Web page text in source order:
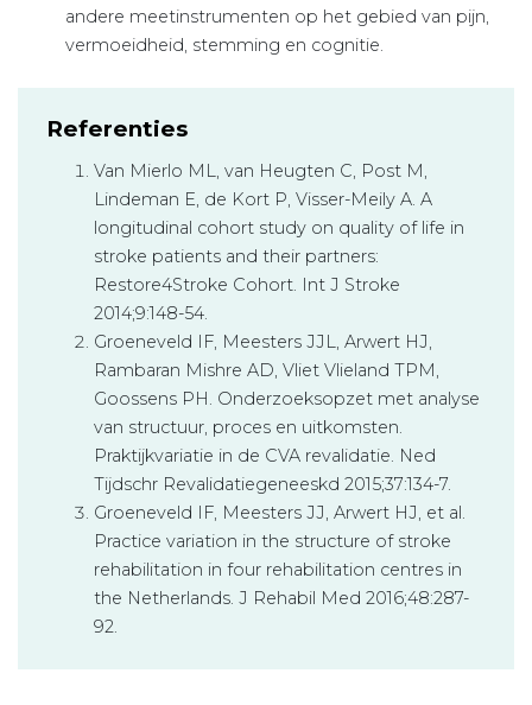
andere meetinstrumenten op het gebied van pijn,
vermoeidheid, stemming en cognitie.
Referenties
Van Mierlo ML, van Heugten C, Post M,
Lindeman E, de Kort P, Visser-Meily A. A
longitudinal cohort study on quality of life in
stroke patients and their partners:
Restore4Stroke Cohort. Int J Stroke
2014;9:148-54.
Groeneveld IF, Meesters JJL, Arwert HJ,
Rambaran Mishre AD, Vliet Vlieland TPM,
Goossens PH. Onderzoeksopzet met analyse
van structuur, proces en uitkomsten.
Praktijkvariatie in de CVA revalidatie. Ned
Tijdschr Revalidatiegeneeskd 2015;37:134-7.
Groeneveld IF, Meesters JJ, Arwert HJ, et al.
Practice variation in the structure of stroke
rehabilitation in four rehabilitation centres in
the Netherlands. J Rehabil Med 2016;48:287-
92.